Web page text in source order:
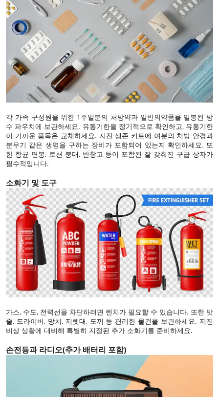
각 가족 구성원을 위한 1주일분의 처방약과 일반의약품을 밀봉된 방
수 파우치에 보관하세요. 유통기한을 정기적으로 확인하고, 유통기한
이 가까운 품목은 교체하세요. 지진 생존 키트에 여분의 처방 안경과
분무기 같은 생명을 구하는 장비가 포함되어 있는지 확인하세요. 또
한 항균 면봉, 로션 붕대, 반창고 등이 포함된 잘 갖춰진 구급 상자가
필수적입니다.
소화기 및 도구
가스, 수도, 전력선을 차단하려면 렌치가 필요할 수 있습니다. 또한 밧
줄, 드라이버, 망치, 지렛대, 도끼 등 편리한 물건을 보관하세요. 지진
비상 상황에 대비해 특별히 지정된 추가 소화기를 준비하세요.
손전등과 라디오(추가 배터리 포함)